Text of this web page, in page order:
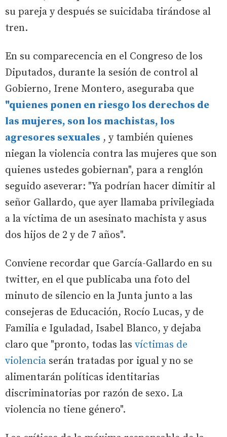
su pareja y después se suicidaba tirándose al
tren.
En su comparecencia en el Congreso de los
Diputados, durante la sesión de control al
Gobierno, Irene Montero, aseguraba que
"quienes ponen en riesgo los derechos de
las mujeres, son los machistas, los
agresores sexuales , y también quienes
niegan la violencia contra las mujeres que son
quienes ustedes gobiernan", para a renglón
seguido aseverar: "Ya podrían hacer dimitir al
señor Gallardo, que ayer llamaba privilegiada
a la víctima de un asesinato machista y asus
dos hijos de 2 y de 7 años".
Conviene recordar que García-Gallardo en su
twitter, en el que publicaba una foto del
minuto de silencio en la Junta junto a las
consejeras de Educación, Rocío Lucas, y de
Familia e Iguladad, Isabel Blanco, y dejaba
claro que "pronto, todas las víctimas de
violencia serán tratadas por igual y no se
alimentarán políticas identitarias
discriminatorias por razón de sexo. La
violencia no tiene género".